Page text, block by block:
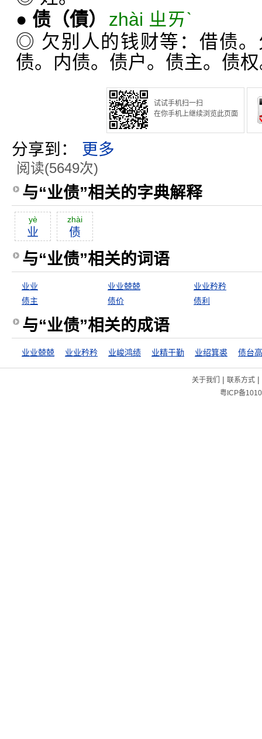
● 债 （債）
zhài ㄓㄞˋ
◎ 欠别人的钱财等：借债
债。内债。债户。债主。债
试试手机扫一扫
在你手机上继续浏览此页面
分享到： 更多
阅读(5649次)
与“业债”相关的字典解释
yè
业
zhài
债
与“业债”相关的词语
业业 业业兢兢
业业矜矜
债主
债价 债利
与“业债”相关的成语
业业兢兢 业业矜矜 业峻鸿绩 业精于勤 业绍箕裘 债台
关于我们 | 联系方式|
粤ICP备